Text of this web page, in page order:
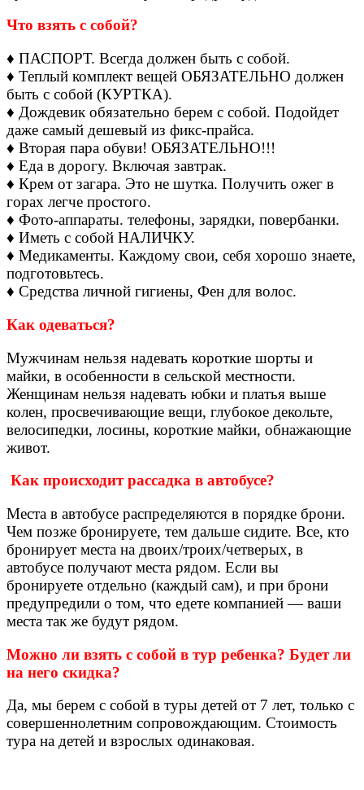
Что взять с собой?
♦ ПАСПОРТ. Всегда должен быть с собой.
♦ Теплый комплект вещей ОБЯЗАТЕЛЬНО должен
быть с собой (КУРТКА).
♦ Дождевик обязательно берем с собой. Подойдет
даже самый дешевый из фикс-прайса.
♦ Вторая пара обуви! ОБЯЗАТЕЛЬНО!!!
♦ Еда в дорогу. Включая завтрак.
♦ Крем от загара. Это не шутка. Получить ожег в
горах легче простого.
♦ Фото-аппараты. телефоны, зарядки, повербанки.
♦ Иметь с собой НАЛИЧКУ.
♦ Медикаменты. Каждому свои, себя хорошо знаете,
подготовьтесь.
♦ Средства личной гигиены, Фен для волос.
Как одеваться?
Мужчинам нельзя надевать короткие шорты и
майки, в особенности в сельской местности.
Женщинам нельзя надевать юбки и платья выше
колен, просвечивающие вещи, глубокое декольте,
велосипедки, лосины, короткие майки, обнажающие
живот.
Как происходит рассадка в автобусе?
Места в автобусе распределяются в порядке брони.
Чем позже бронируете, тем дальше сидите. Все, кто
бронирует места на двоих/троих/четверых, в
автобусе получают места рядом. Если вы
бронируете отдельно (каждый сам), и при брони
предупредили о том, что едете компанией — ваши
места так же будут рядом.
Можно ли взять с собой в тур ребенка? Будет ли
на него скидка?
Да, мы берем с собой в туры детей от 7 лет, только с
совершеннолетним сопровождающим. Стоимость
тура на детей и взрослых одинаковая.